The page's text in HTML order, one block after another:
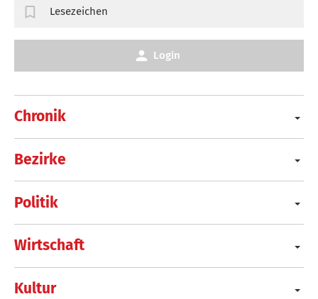
Chronik
Bezirke
Politik
Wirtschaft
Kultur
Lesezeichen
Login